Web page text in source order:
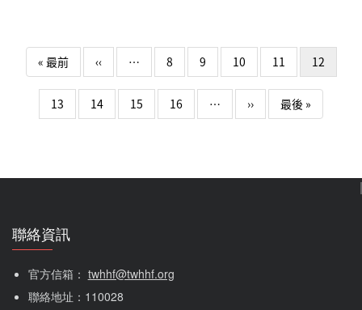
代，由心偲教育發起、結合28家中小企業共同響應的《孩
子，請多指教｜企業聯合公益野餐活動》，今(7/30)舉辦啟
動記者會，公益大使品冠溫暖獻聲，與企業主合唱公益主題
曲MV首度公開，現場並與28家企業代表共同宣示「311陪
Pagination
« 最前First page
‹‹Previous page
… 8 9 10 11 12
13 14 15 16 … ››下一頁最後 »Last page
聯絡資訊
官方信箱： twhhf@twhhf.org
聯絡地址：110028